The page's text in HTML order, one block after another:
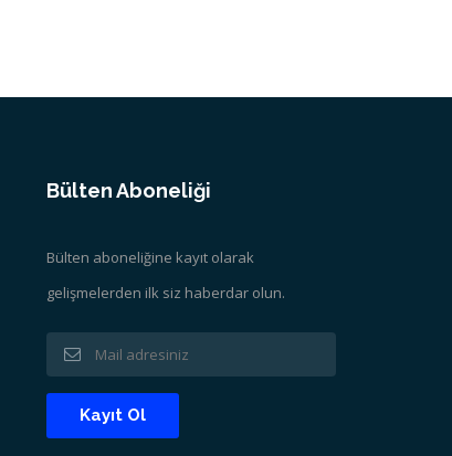
Bülten Aboneliği
Bülten aboneliğine kayıt olarak
gelişmelerden ilk siz haberdar olun.